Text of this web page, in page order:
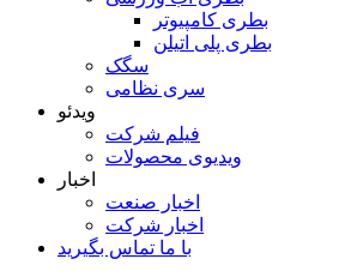
بطری کامپیوتر
بطری پلی اتیلن
سگک
سری نظامی
ویدئو
فیلم شرکت
ویدیوی محصولات
اخبار
اخبار صنعت
اخبار شرکت
با ما تماس بگیرید